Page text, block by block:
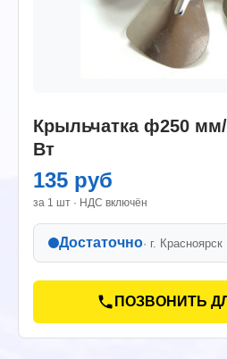
Крыльчатка ф250 мм/
Вт
135 руб
за 1 шт · НДС включён
Достаточно· г. Красноярск
ПОЗВОНИТЬ